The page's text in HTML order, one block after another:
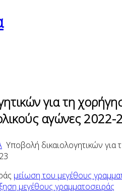
για τη
αγώνες
Υποβολή δικαιολογητικών για
μείωση του μεγέθους